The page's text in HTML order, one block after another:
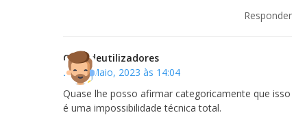
Responder
Clubedeutilizadores
25 de Maio, 2023 às 14:04
Quase lhe posso afirmar categoricamente que isso
é uma impossibilidade técnica total.